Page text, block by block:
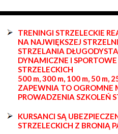
TRENINGI STRZELECKIE
NA NAJWIĘKSZEJ
STRZELANIA
DYNAMICZNE I
STRZELECKICH
500 m, 300 m, 100 m, 50 m,
ZAPEWNIA TO OGROMNE
PROWADZENIA SZKOLEŃ
KURSANCI SĄ
STRZELECKICH Z BRONIĄ